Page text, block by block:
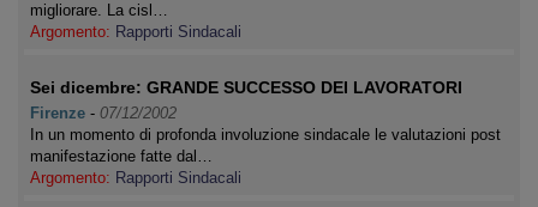
migliorare. La cisl…
Argomento: Rapporti Sindacali
Sei dicembre: GRANDE SUCCESSO DEI LAVORATORI
Firenze - 07/12/2002
In un momento di profonda involuzione sindacale le valutazioni post
manifestazione fatte dal…
Argomento: Rapporti Sindacali